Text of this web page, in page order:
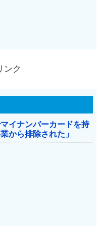
ンク
イナンバーカードを持
から排除された」